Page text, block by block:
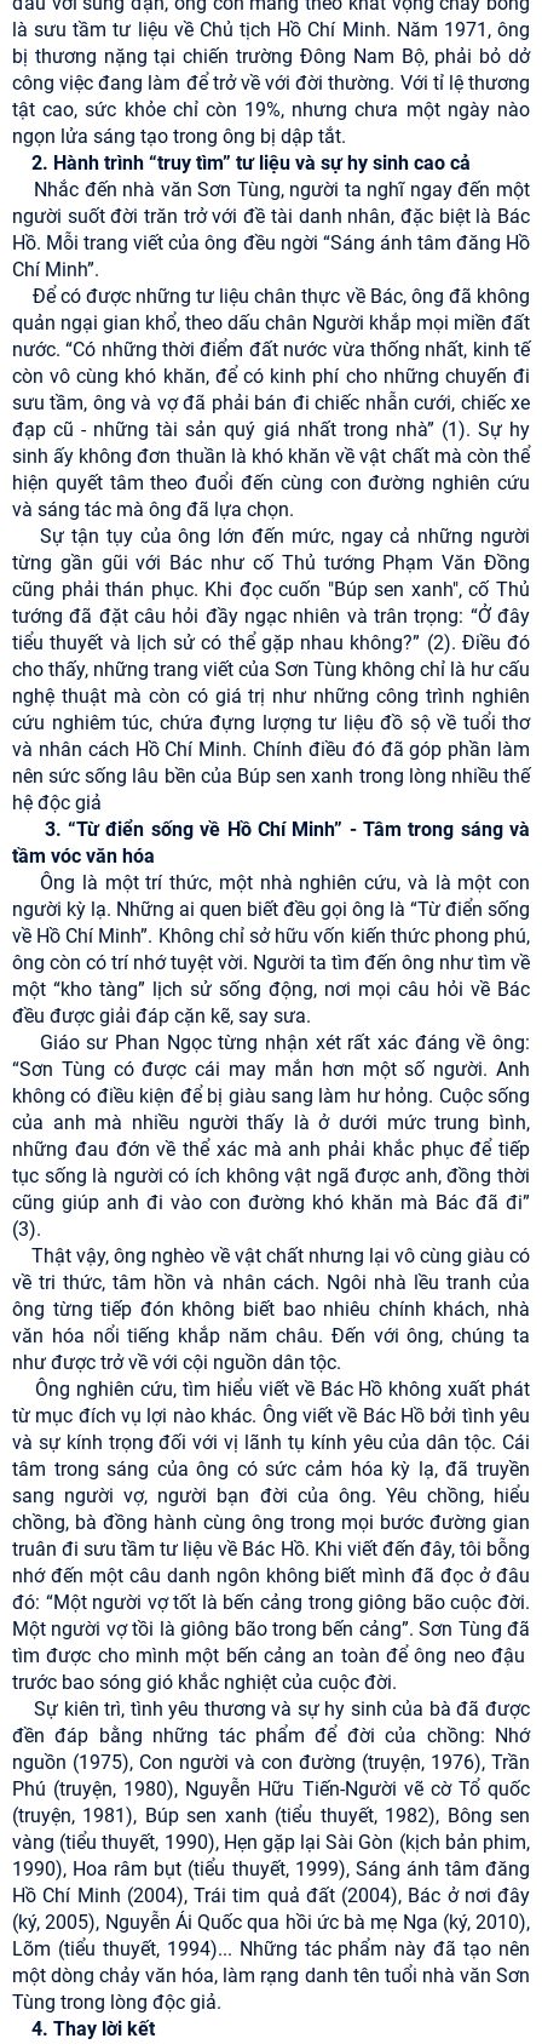
là sưu tầm tư liệu về Chủ tịch Hồ Chí Minh. Năm 1971, ông
bị thương nặng tại chiến trường Đông Nam Bộ, phải bỏ dở
công việc đang làm để trở về với đời thường. Với tỉ lệ thương
tật cao, sức khỏe chỉ còn 19%, nhưng chưa một ngày nào
ngọn lửa sáng tạo trong ông bị dập tắt.
2. Hành trình “truy tìm” tư liệu và sự hy sinh cao cả
Nhắc đến nhà văn Sơn Tùng, người ta nghĩ ngay đến một
người suốt đời trăn trở với đề tài danh nhân, đặc biệt là Bác
Hồ. Mỗi trang viết của ông đều ngời “Sáng ánh tâm đăng Hồ
Chí Minh”.
Để có được những tư liệu chân thực về Bác, ông đã không
quản ngại gian khổ, theo dấu chân Người khắp mọi miền đất
nước. “Có những thời điểm đất nước vừa thống nhất, kinh tế
còn vô cùng khó khăn, để có kinh phí cho những chuyến đi
sưu tầm, ông và vợ đã phải bán đi chiếc nhẫn cưới, chiếc xe
đạp cũ - những tài sản quý giá nhất trong nhà” (1). Sự hy
sinh ấy không đơn thuần là khó khăn về vật chất mà còn thể
hiện quyết tâm theo đuổi đến cùng con đường nghiên cứu
và sáng tác mà ông đã lựa chọn.
Sự tận tụy của ông lớn đến mức, ngay cả những người
từng gần gũi với Bác như cố Thủ tướng Phạm Văn Đồng
cũng phải thán phục. Khi đọc cuốn "Búp sen xanh", cố Thủ
tướng đã đặt câu hỏi đầy ngạc nhiên và trân trọng: “Ở đây
tiểu thuyết và lịch sử có thể gặp nhau không?” (2). Điều đó
cho thấy, những trang viết của Sơn Tùng không chỉ là hư cấu
nghệ thuật mà còn có giá trị như những công trình nghiên
cứu nghiêm túc, chứa đựng lượng tư liệu đồ sộ về tuổi thơ
và nhân cách Hồ Chí Minh. Chính điều đó đã góp phần làm
nên sức sống lâu bền của Búp sen xanh trong lòng nhiều thế
hệ độc giả
3. “Từ điển sống về Hồ Chí Minh” - Tâm trong sáng và
tầm vóc văn hóa
Ông là một trí thức, một nhà nghiên cứu, và là một con
người kỳ lạ. Những ai quen biết đều gọi ông là “Từ điển sống
về Hồ Chí Minh”. Không chỉ sở hữu vốn kiến thức phong phú,
ông còn có trí nhớ tuyệt vời. Người ta tìm đến ông như tìm về
một “kho tàng” lịch sử sống động, nơi mọi câu hỏi về Bác
đều được giải đáp cặn kẽ, say sưa.
Giáo sư Phan Ngọc từng nhận xét rất xác đáng về ông:
“Sơn Tùng có được cái may mắn hơn một số người. Anh
không có điều kiện để bị giàu sang làm hư hỏng. Cuộc sống
của anh mà nhiều người thấy là ở dưới mức trung bình,
những đau đớn về thể xác mà anh phải khắc phục để tiếp
tục sống là người có ích không vật ngã được anh, đồng thời
cũng giúp anh đi vào con đường khó khăn mà Bác đã đi”
(3).
Thật vậy, ông nghèo về vật chất nhưng lại vô cùng giàu có
về tri thức, tâm hồn và nhân cách. Ngôi nhà lều tranh của
ông từng tiếp đón không biết bao nhiêu chính khách, nhà
văn hóa nổi tiếng khắp năm châu. Đến với ông, chúng ta
như được trở về với cội nguồn dân tộc.
Ông nghiên cứu, tìm hiểu viết về Bác Hồ không xuất phát
từ mục đích vụ lợi nào khác. Ông viết về Bác Hồ bởi tình yêu
và sự kính trọng đối với vị lãnh tụ kính yêu của dân tộc. Cái
tâm trong sáng của ông có sức cảm hóa kỳ lạ, đã truyền
sang người vợ, người bạn đời của ông. Yêu chồng, hiểu
chồng, bà đồng hành cùng ông trong mọi bước đường gian
truân đi sưu tầm tư liệu về Bác Hồ. Khi viết đến đây, tôi bỗng
nhớ đến một câu danh ngôn không biết mình đã đọc ở đâu
đó: “Một người vợ tốt là bến cảng trong giông bão cuộc đời.
Một người vợ tồi là giông bão trong bến cảng”. Sơn Tùng đã
tìm được cho mình một bến cảng an toàn để ông neo đậu
trước bao sóng gió khắc nghiệt của cuộc đời.
Sự kiên trì, tình yêu thương và sự hy sinh của bà đã được
đền đáp bằng những tác phẩm để đời của chồng: Nhớ
nguồn (1975), Con người và con đường (truyện, 1976), Trần
Phú (truyện, 1980), Nguyễn Hữu Tiến-Người vẽ cờ Tổ quốc
(truyện, 1981), Búp sen xanh (tiểu thuyết, 1982), Bông sen
vàng (tiểu thuyết, 1990), Hẹn gặp lại Sài Gòn (kịch bản phim,
1990), Hoa râm bụt (tiểu thuyết, 1999), Sáng ánh tâm đăng
Hồ Chí Minh (2004), Trái tim quả đất (2004), Bác ở nơi đây
(ký, 2005), Nguyễn Ái Quốc qua hồi ức bà mẹ Nga (ký, 2010),
Lõm (tiểu thuyết, 1994)... Những tác phẩm này đã tạo nên
một dòng chảy văn hóa, làm rạng danh tên tuổi nhà văn Sơn
Tùng trong lòng độc giả.
4. Thay lời kết